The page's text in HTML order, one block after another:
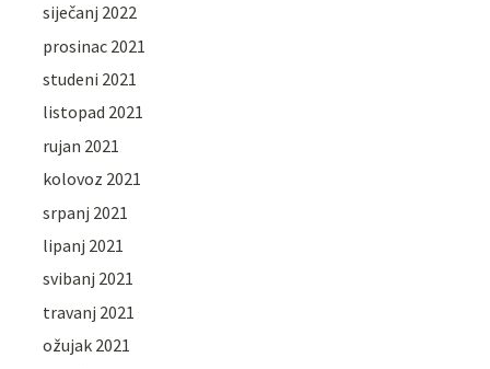
siječanj 2022
prosinac 2021
studeni 2021
listopad 2021
rujan 2021
kolovoz 2021
srpanj 2021
lipanj 2021
svibanj 2021
travanj 2021
ožujak 2021